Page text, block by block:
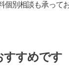
個別相談も承って
すすめです